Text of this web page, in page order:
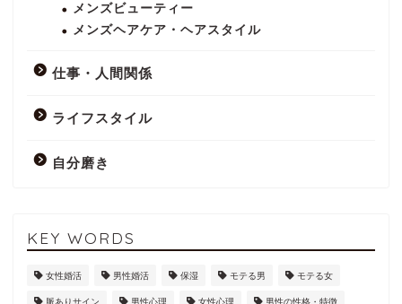
メンズビューティー
メンズヘアケア・ヘアスタイル
仕事・人間関係
ライフスタイル
自分磨き
KEY WORDS
女性婚活 男性婚活 保湿 モテる男 モテる女
脈ありサイン 男性心理 女性心理 男性の性格・特徴